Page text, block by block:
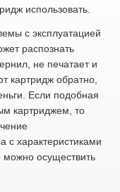
использовать.
с эксплуатацией
распознать
не печатает и
картридж обратно,
Если подобная
картриджем, то
с характеристиками
можно осуществить